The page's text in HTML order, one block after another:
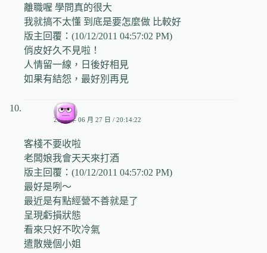
離職喔 學問真的很大
我就搞不太懂 到底是要怎麼做 比較好
版主回覆：(10/12/2011 04:57:02 PM)
俏皮好久不見啦！
人情留一線，日後好相見
如果有結怨，最好別再見
小兒
2009 年 06 月 27 日 / 20:14:22
客棧不要收啦
老闆娘我會天天來打酒
版主回覆：(10/12/2011 04:57:02 PM)
最好是咧～
最近是有點經營不善就是了
呈現虧損狀態
看來只好不吹冷氣
遣散幾個小姐